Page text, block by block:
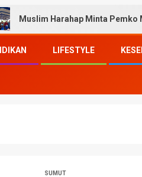
Minta Pemko Medan
LIFESTYLE
SUMUT